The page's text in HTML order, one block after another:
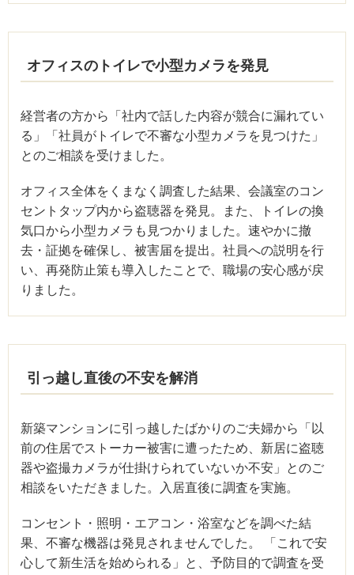
オフィスのトイレで小型カメラを発見
経営者の方から「社内で話した内容が競合に漏れてい
る」「社員がトイレで不審な小型カメラを見つけた」
とのご相談を受けました。
オフィス全体をくまなく調査した結果、会議室のコン
セントタップ内から盗聴器を発見。また、トイレの換
気口から小型カメラも見つかりました。速やかに撤
去・証拠を確保し、被害届を提出。社員への説明を行
い、再発防止策も導入したことで、職場の安心感が戻
りました。
引っ越し直後の不安を解消
新築マンションに引っ越したばかりのご夫婦から「以
前の住居でストーカー被害に遭ったため、新居に盗聴
器や盗撮カメラが仕掛けられていないか不安」とのご
相談をいただきました。入居直後に調査を実施。
コンセント・照明・エアコン・浴室などを調べた結
果、不審な機器は発見されませんでした。 「これで安
心して新生活を始められる」と、予防目的で調査を受